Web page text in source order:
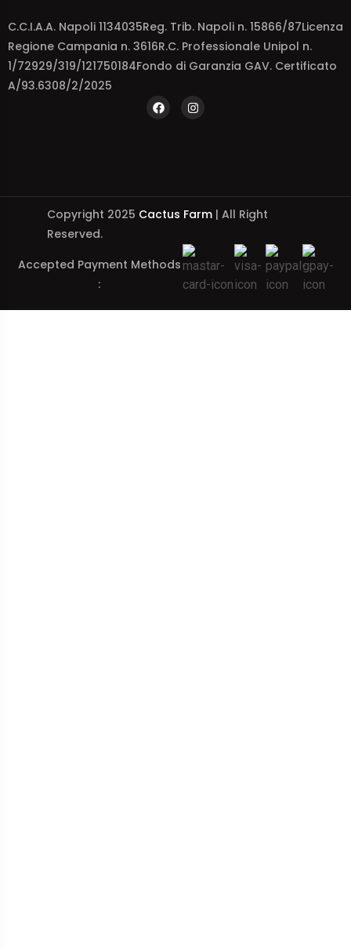
C.C.I.A.A. Napoli 1134035Reg. Trib. Napoli n. 15866/87Licenza
Regione Campania n. 3616R.C. Professionale Unipol n.
1/72929/319/121750184Fondo di Garanzia GAV. Certificato
A/93.6308/2/2025
Copyright 2025 Cactus Farm| All Right
Reserved.
Accepted Payment Methods
: